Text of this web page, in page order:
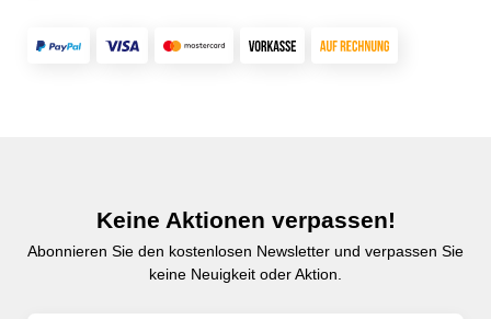
Keine Aktionen verpassen!
Abonnieren Sie den kostenlosen Newsletter und verpassen Sie
keine Neuigkeit oder Aktion.